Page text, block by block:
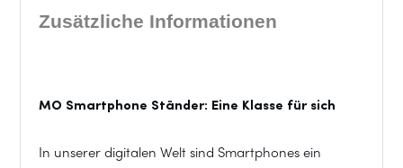
Zusätzliche Informationen
MO Smartphone Ständer: Eine Klasse für sich
In unserer digitalen Welt sind Smartphones ein